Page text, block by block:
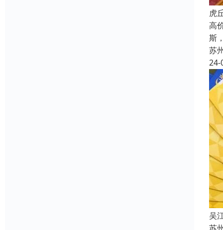
虎
高
斯
苏
24-
吴